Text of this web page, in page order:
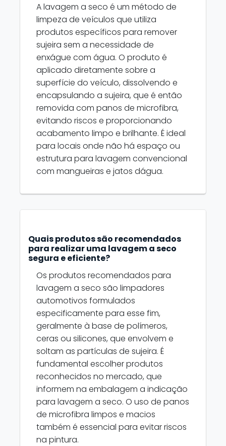
A lavagem a seco é um método de
limpeza de veículos que utiliza
produtos específicos para remover
sujeira sem a necessidade de
enxágue com água. O produto é
aplicado diretamente sobre a
superfície do veículo, dissolvendo e
encapsulando a sujeira, que é então
removida com panos de microfibra,
evitando riscos e proporcionando
acabamento limpo e brilhante. É ideal
para locais onde não há espaço ou
estrutura para lavagem convencional
com mangueiras e jatos dágua.
Quais produtos são recomendados
para realizar uma lavagem a seco
segura e eficiente?
Os produtos recomendados para
lavagem a seco são limpadores
automotivos formulados
especificamente para esse fim,
geralmente à base de polímeros,
ceras ou silicones, que envolvem e
soltam as partículas de sujeira. É
fundamental escolher produtos
reconhecidos no mercado, que
informem na embalagem a indicação
para lavagem a seco. O uso de panos
de microfibra limpos e macios
também é essencial para evitar riscos
na pintura.